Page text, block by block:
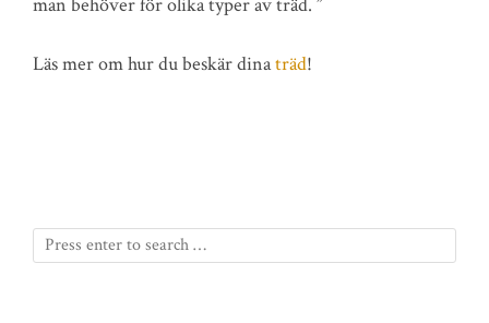
Läs mer om hur du beskär dinaträd!